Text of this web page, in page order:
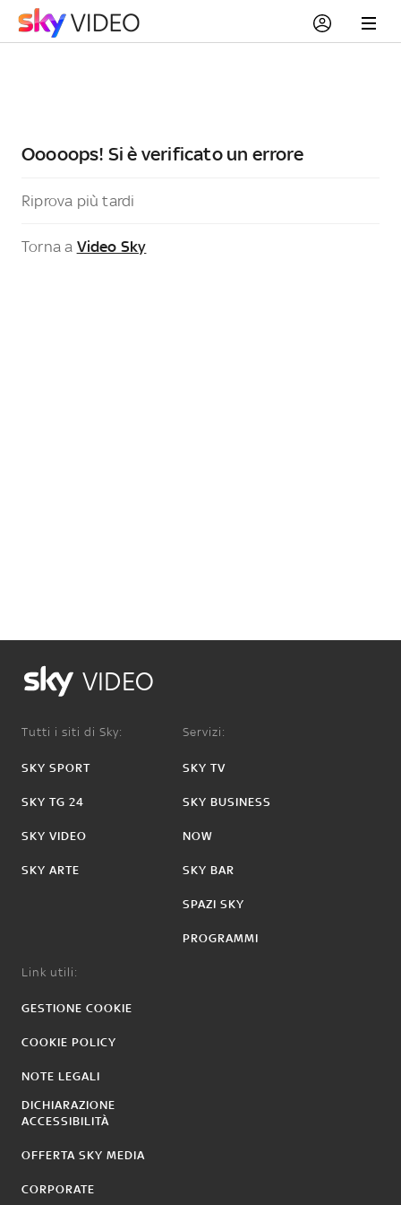
Ooooops! Si è verificato un errore
Riprova più tardi
Torna a Video Sky
VIDEO
Tutti i siti di Sky:
SKY SPORT
SKY TG 24
SKY VIDEO
SKY ARTE
Servizi:
SKY TV
SKY BUSINESS
NOW
SKY BAR
SPAZI SKY
PROGRAMMI
Link utili:
GESTIONE COOKIE
COOKIE POLICY
NOTE LEGALI
DICHIARAZIONE
ACCESSIBILITÀ
OFFERTA SKY MEDIA
CORPORATE